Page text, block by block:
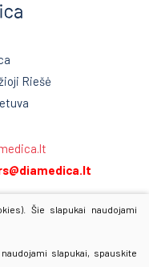
Riešė
Šie slapukai naudojami
slapukai, spauskite